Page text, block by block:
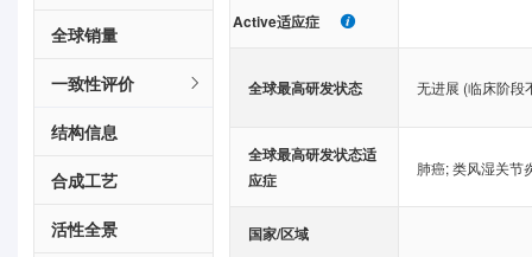
全球销量
一致性评价
结构信息
合成工艺
活性全景
Active适应症
全球最高研发状态 无进展 (临床阶段
全球最高研发状态适
应症
肺癌;类风湿关节
国家/区域